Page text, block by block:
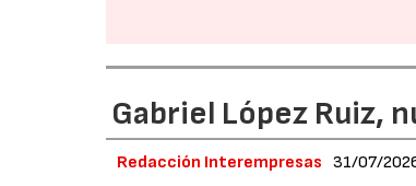
Gabriel López Ruiz,
Redacción Interempresas 31/07/